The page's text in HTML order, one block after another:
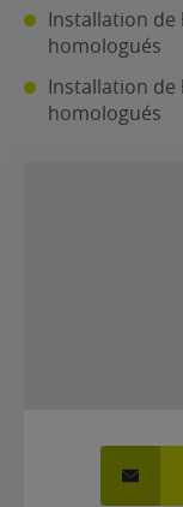
gratuit
?
Installation de
homologués
Installation de
homologués